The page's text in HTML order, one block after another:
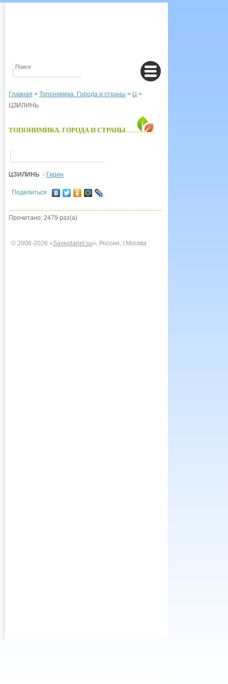
Главная > Топонимика. Города и страны > Ц >
ЦЗИЛИНЬ
ТОПОНИМИКА. ГОРОДА И СТРАНЫ
ЦЗИЛИНЬ - Гирин
Поделиться
Прочитано: 2479 раз(а)
© 2008-2026 «Saveplanet.su», Россия, г.Москва